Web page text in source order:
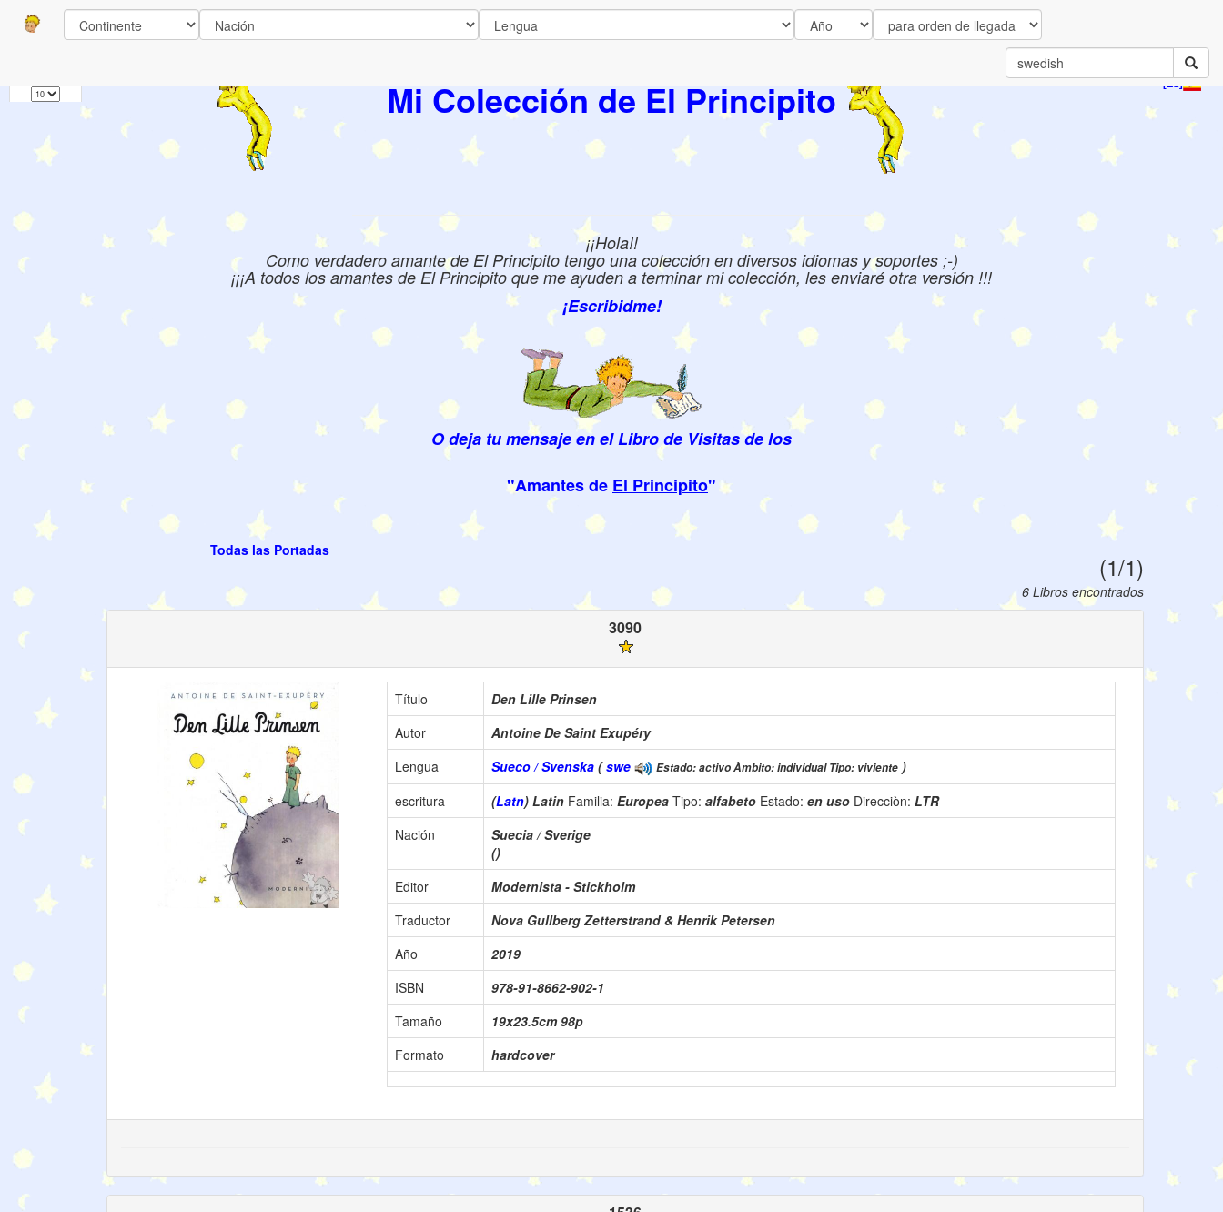
Mi Colección de El Principito
¡¡Hola!!
Como verdadero amante de El Principito tengo una colección en diversos idiomas y soportes ;-)
¡¡¡A todos los amantes de El Principito que me ayuden a terminar mi colección, les enviaré otra versión !!!
¡Escribidme!
O deja tu mensaje en el Libro de Visitas de los
"Amantes de El Principito"
Todas las Portadas
(1/1)
6 Libros encontrados
Paginas
3090
Título
Den Lille Prinsen
Autor
Antoine De Saint Exupéry
Lengua
Sueco / Svenska (swe Estado: activo Àmbito: individual Tipo: viviente )
escritura
(Latn) Latin Familia: Europea Tipo: alfabeto Estado: en uso Direcciòn: LTR
Nación
Suecia / Sverige
()
Editor
Modernista - Stickholm
Traductor
Nova Gullberg Zetterstrand & Henrik Petersen
Año
2019
ISBN
978-91-8662-902-1
Tamaño
19x23.5cm 98p
Formato
hardcover